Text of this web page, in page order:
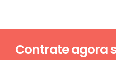
Contrate agora